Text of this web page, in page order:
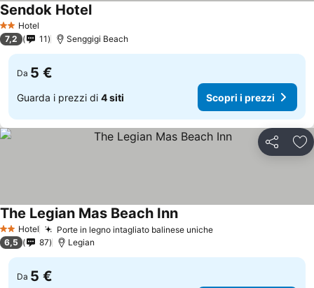
2 StelleHotel
Sendok HotelScopri i prezzi
7,2 11 Senggigi Beach
Da 5 €
Guarda i prezzi di 4 siti Scopri i prezzi
Condividi
2 StelleHotel Porte in legno intagliato balinese unicheScopri i prezzi
The Legian Mas Beach InnScopri i prezzi
6,5 87 Legian
Da 5 €